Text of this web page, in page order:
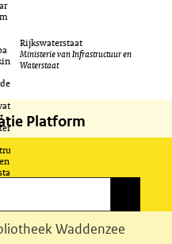
naar
de
inhoud
Rijkswaterstaat
Ministerie van Infrastructuur en
Waterstaat
Platform
Waddenzee